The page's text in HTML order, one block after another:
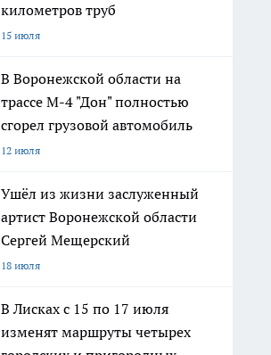
километров труб
15 июля
В Воронежской области на
трассе М-4 "Дон" полностью
сгорел грузовой автомобиль
12 июля
Ушёл из жизни заслуженный
артист Воронежской области
Сергей Мещерский
18 июля
В Лисках с 15 по 17 июля
изменят маршруты четырех